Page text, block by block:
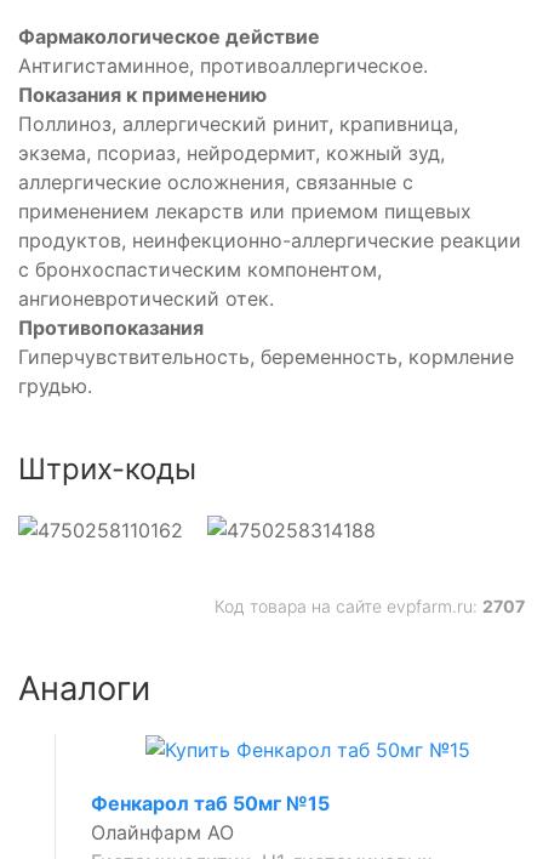
Фармакологическое действие
Антигистаминное, противоаллергическое.
Показания к применению
Поллиноз, аллергический ринит, крапивница,
экзема, псориаз, нейродермит, кожный зуд,
аллергические осложнения, связанные с
применением лекарств или приемом пищевых
продуктов, неинфекционно-аллергические реакции
с бронхоспастическим компонентом,
ангионевротический отек.
Противопоказания
Гиперчувствительность, беременность, кормление
грудью.
Штрих-коды
Код товара на сайте evpfarm.ru: 2707
Аналоги
Фенкарол таб 50мг №15
Олайнфарм АО